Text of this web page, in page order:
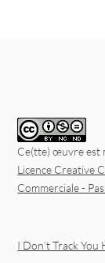
Ce(tte) œuvre est
Licence Creative
Commerciale -
I Don’t Track